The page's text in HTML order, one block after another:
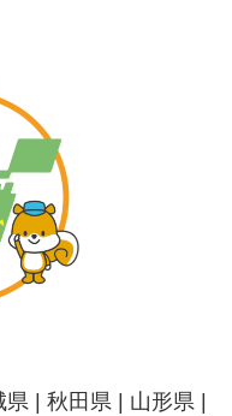
| 秋田県 | 山形県 |